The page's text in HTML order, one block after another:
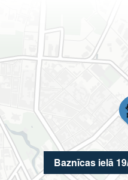
Baznīcas ielā